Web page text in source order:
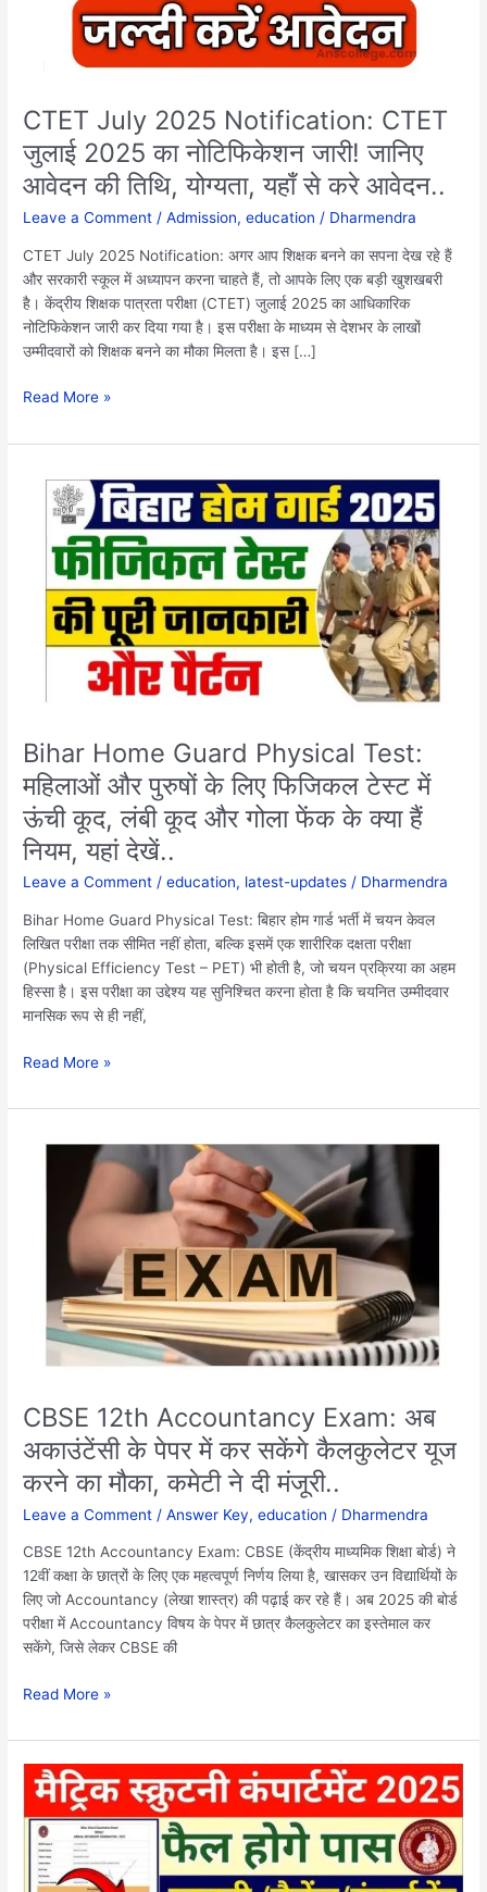
CTET July 2025 Notification: CTET
जुलाई 2025 का नोटिफिकेशन जारी! जानिए
आवेदन की तिथि, योग्यता, यहाँ से करे आवेदन..
Leave a Comment /Admission,education / Dharmendra
CTET July 2025 Notification: अगर आप शिक्षक बनने का सपना देख रहे हैं
और सरकारी स्कूल में अध्यापन करना चाहते हैं, तो आपके लिए एक बड़ी खुशखबरी
है। केंद्रीय शिक्षक पात्रता परीक्षा (CTET) जुलाई 2025 का आधिकारिक
नोटिफिकेशन जारी कर दिया गया है। इस परीक्षा के माध्यम से देशभर के लाखों
उम्मीदवारों को शिक्षक बनने का मौका मिलता है। इस […]
नोटिफिकेशन
आवेदन
की
तिथि,
योग्यता,
से
करे
आवेदन..
Read More »
Bihar Home Guard Physical Test:
महिलाओं और पुरुषों के लिए फिजिकल टेस्ट में
ऊंची कूद, लंबी कूद और गोला फेंक के क्या हैं
नियम, यहां देखें..
Leave a Comment /education, latest-updates / Dharmendra
Bihar Home Guard Physical Test: बिहार होम गार्ड भर्ती में चयन केवल
लिखित परीक्षा तक सीमित नहीं होता, बल्कि इसमें एक शारीरिक दक्षता परीक्षा
(Physical Efficiency Test – PET) भी होती है, जो चयन प्रक्रिया का अहम
हिस्सा है। इस परीक्षा का उद्देश्य यह सुनिश्चित करना होता है कि चयनित उम्मीदवार
मानसिक रूप से ही नहीं,
Bihar
Home
Guard
Physical
Test:
महिलाओं
पुरुषों
टेस्ट
में
ऊंची
कूद,
लंबी
कूद
और
फेंक
क्या
हैं
Read More »
CBSE 12th Accountancy Exam: अब
अकाउंटेंसी के पेपर में कर सकेंगे कैलकुलेटर यूज
करने का मौका, कमेटी ने दी मंजूरी..
Leave a Comment /Answer Key,education / Dharmendra
CBSE 12th Accountancy Exam: CBSE (केंद्रीय माध्यमिक शिक्षा बोर्ड) ने
12वीं कक्षा के छात्रों के लिए एक महत्वपूर्ण निर्णय लिया है, खासकर उन विद्यार्थियों के
लिए जो Accountancy (लेखा शास्त्र) की पढ़ाई कर रहे हैं। अब 2025 की बोर्ड
परीक्षा में Accountancy विषय के पेपर में छात्र कैलकुलेटर का इस्तेमाल कर
सकेंगे, जिसे लेकर CBSE की
CBSE
Accountancy
अकाउंटेंसी
कैलकुलेटर
यूज
करने
का
कमेटी
ने
दी
मंजूरी..
Read More »
BSEB
Matric
Scrutiny
Online
Form